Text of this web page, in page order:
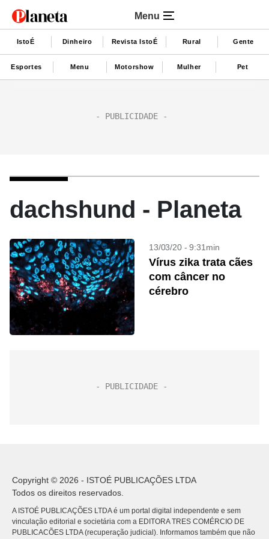
Menu
IstoÉ Dinheiro Revista IstoÉ Rural Gente
Esportes Menu Motorshow Mulher Pet
dachshund - Planeta
13/03/20 - 9:31min
Vírus zika trata cães
com câncer no
cérebro
Copyright © 2026 - ISTOÉ PUBLICAÇÕES LTDA
Todos os direitos reservados.
A ISTOÉ PUBLICAÇÕES LTDA é um portal digital independente e sem
vinculação editorial e societária com a EDITORA TRES COMÉRCIO DE
PUBLICACÕES LTDA (recuperação judicial). Informamos também que não